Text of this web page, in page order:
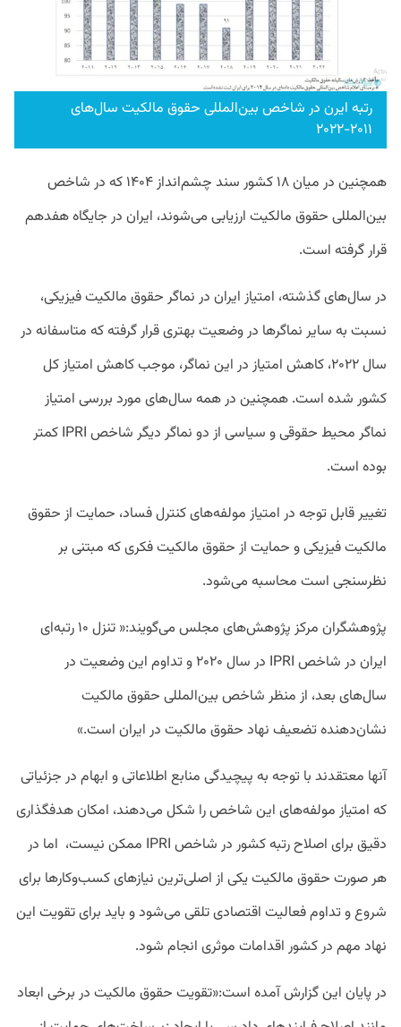
رتبه ایرن در شاخص بین‌المللی حقوق مالکیت سال‌های
۲۰۱۱-۲۰۲۲
همچنین در میان ۱۸ کشور سند چشم‌انداز ۱۴۰۴ که در شاخص
بین‌المللی حقوق مالکیت ارزیابی می‌شوند، ایران در جایگاه هفدهم
قرار گرفته است.
در سال‌های گذشته، امتیاز ایران در نماگر حقوق مالکیت فیزیکی،
نسبت به سایر نماگرها در وضعیت بهتری قرار گرفته که متاسفانه در
سال ۲۰۲۲، کاهش امتیاز در این نماگر، موجب کاهش امتیاز کل
کشور شده است. همچنین در همه سال‌های مورد بررسی امتیاز
نماگر محیط حقوقی و سیاسی از دو نماگر دیگر شاخص IPRI کمتر
بوده است.
تغییر قابل توجه در امتیاز مولفه‌های کنترل فساد، حمایت از حقوق
مالکیت فیزیکی و حمایت از حقوق مالکیت فکری که مبتنی بر
نظرسنجی است محاسبه می‌شود.
پژوهشگران مرکز پژوهش‌های مجلس می‌گویند:« تنزل ۱۰ رتبه‌ای
ایران در شاخص IPRI در سال ۲۰۲۰ و تداوم این وضعیت در
سال‌های بعد، از منظر شاخص بین‌المللی حقوق مالکیت
نشان‌دهنده تضعیف نهاد حقوق مالکیت در ایران است.»
آنها معتقدند با توجه به پیچیدگی منابع اطلاعاتی و ابهام در جزئیاتی
که امتیاز مولفه‌های این شاخص را شکل می‌دهند، امکان هدفگذاری
دقیق برای اصلاح رتبه کشور در شاخص IPRI ممکن نیست، اما در
هر صورت حقوق مالکیت یکی از اصلی‌ترین نیازهای کسب‌وکارها برای
شروع و تداوم فعالیت اقتصادی تلقی می‌شود و باید برای تقویت این
نهاد مهم در کشور اقدامات موثری انجام شود.
در پایان این گزارش آمده است:«تقویت حقوق مالکیت در برخی ابعاد